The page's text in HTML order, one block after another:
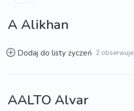
A Alikhan
Dodaj do listy życzeń 2 obserwuje
AALTO Alvar